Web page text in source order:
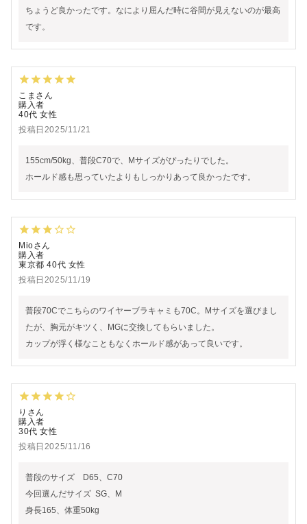
ちょうど良かったです。なにより屈んだ時に谷間が見えないのが最高
です。
こま
購入者
40代 女性
投稿日 2025/11/21
155cm/50kg、普段C70で、Mサイズがぴったりでした。
ホールド感も思っていたよりもしっかりあって良かったです。
Mio
購入者
東京都 40代 女性
投稿日 2025/11/19
普段70Cでこちらのワイヤーブラキャミも70C。Mサイズを選びまし
たが、胸元がキツく、MGに交換してもらいました。
カップが浮く様なこともなくホールド感があって良いです。
り
購入者
30代 女性
投稿日 2025/11/16
普段のサイズ　D65、C70
今回選んだサイズ  SG、M
身長165、体重50kg